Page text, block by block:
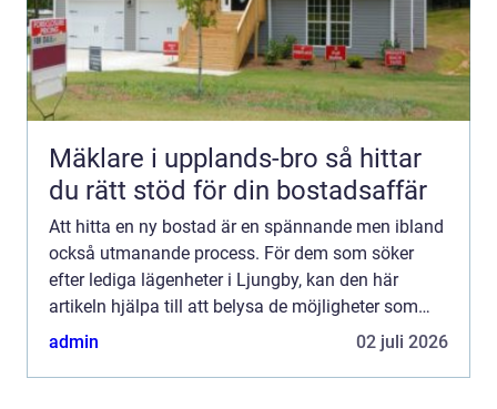
Mäklare i upplands-bro så hittar
du rätt stöd för din bostadsaffär
Att hitta en ny bostad är en spännande men ibland
också utmanande process. För dem som söker
efter lediga lägenheter i Ljungby, kan den här
artikeln hjälpa till att belysa de möjligheter som
finns i denna charmiga kommun i södra Småland.
admin 02 juli 2026